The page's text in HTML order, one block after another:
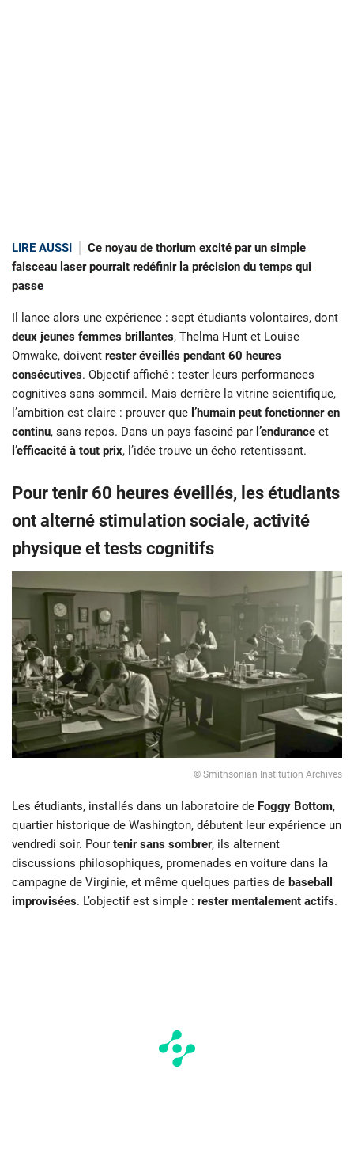
LIRE AUSSI
Ce noyau de thorium excité par un simple
faisceau laser pourrait redéfinir la précision du temps qui
passe
Il lance alors une expérience : sept étudiants volontaires, dont
deux jeunes femmes brillantes, Thelma Hunt et Louise
Omwake, doivent rester éveillés pendant 60 heures
consécutives. Objectif affiché : tester leurs performances
cognitives sans sommeil. Mais derrière la vitrine scientifique,
l’ambition est claire : prouver que l’humain peut fonctionner en
continu, sans repos. Dans un pays fasciné par l’endurance et
l’efficacité à tout prix, l’idée trouve un écho retentissant.
Pour tenir 60 heures éveillés, les étudiants
ont alterné stimulation sociale, activité
physique et tests cognitifs
© Smithsonian Institution Archives
Les étudiants, installés dans un laboratoire de Foggy Bottom,
quartier historique de Washington, débutent leur expérience un
vendredi soir. Pour tenir sans sombrer, ils alternent
discussions philosophiques, promenades en voiture dans la
campagne de Virginie, et même quelques parties de baseball
improvisées. L’objectif est simple : rester mentalement actifs.